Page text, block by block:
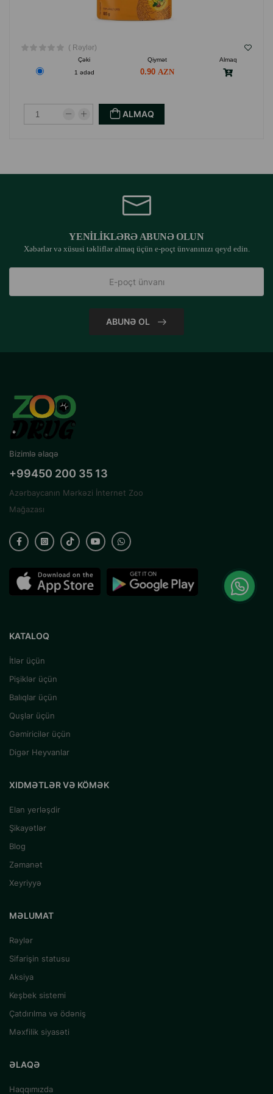
( Rəylər)
Çəki Qiymət
Almaq
1 ədəd
0.90
ALMAQ
YENILIKLƏRƏ ABUNƏ OLUN
Xəbərlər və xüsusi təkliflər almaq üçün e-poçt ünvanınızı qeyd edin.
ABUNƏ OL
Bizimlə əlaqə
+99450 200 35 13
Azərbaycanın Mərkəzi İnternet Zoo
Mağazası
KATALOQ
İtlər üçün
Pişiklər üçün
Balıqlar üçün
Quşlar üçün
Gəmiricilər üçün
Digər Heyvanlar
XIDMƏTLƏR VƏ KÖMƏK
Elan yerləşdir
Şikayətlər
Blog
Zəmanət
Xeyriyyə
MƏLUMAT
Rəylər
Sifarişin statusu
Aksiya
Keşbek sistemi
Çatdırılma və ödəniş
Məxfilik siyasəti
ƏLAQƏ
Haqqımızda